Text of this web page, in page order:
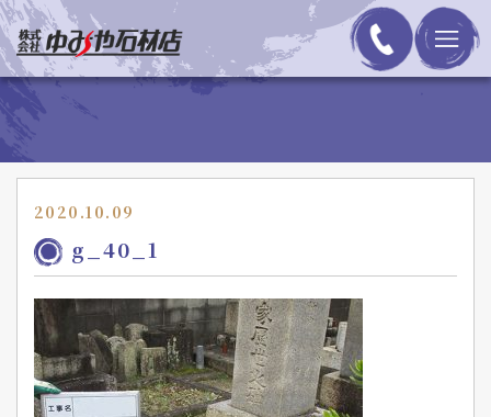
2020.10.09
g_40_1